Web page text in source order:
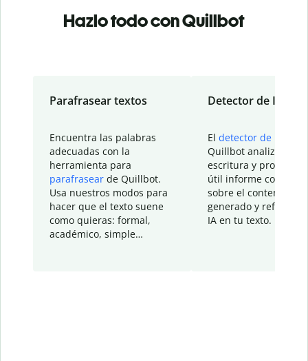
Hazlo todo con Quillbot
Parafrasear textos
Encuentra las palabras
adecuadas con la
herramienta para
parafrasear de Quillbot.
Usa nuestros modos para
hacer que el texto suene
como quieras: formal,
académico, simple…
Detector de IA
El detector de IA
Quillbot analiza tu
escritura y
útil informe con
sobre el contenido
generado y refinado
IA en tu texto.